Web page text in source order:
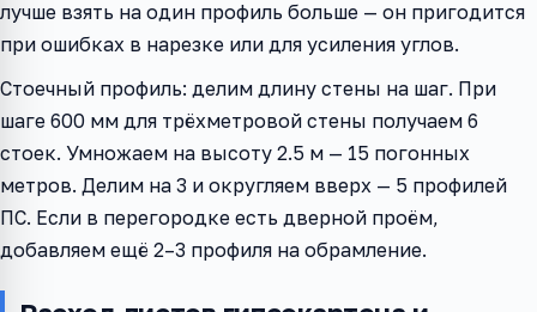
лучше взять на один профиль больше — он пригодится
при ошибках в нарезке или для усиления углов.
Стоечный профиль: делим длину стены на шаг. При
шаге 600 мм для трёхметровой стены получаем 6
стоек. Умножаем на высоту 2.5 м — 15 погонных
метров. Делим на 3 и округляем вверх — 5 профилей
ПС. Если в перегородке есть дверной проём,
добавляем ещё 2–3 профиля на обрамление.